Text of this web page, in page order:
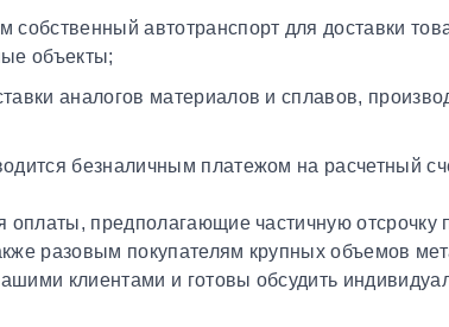
собственный автотранспорт для доставки
объекты;
аналогов материалов и сплавов,
безналичным платежом на расчетный
оплаты, предполагающие частичную отсрочку
разовым покупателям крупных объемов
клиентами и готовы обсудить